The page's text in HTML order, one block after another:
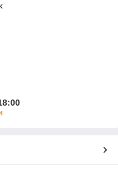
упродовж 1-2 днів із